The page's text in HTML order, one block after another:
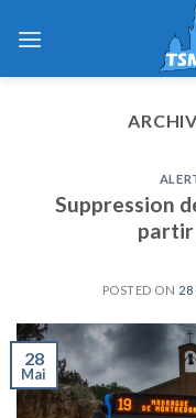
Suppression
partir
POSTED ON 28
28
Mai